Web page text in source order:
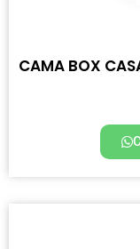
CAMA BOX